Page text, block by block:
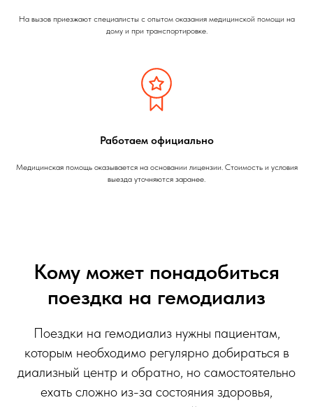
На вызов приезжают специалисты с опытом оказания медицинской помощи на
дому и при транспортировке.
Работаем официально
Медицинская помощь оказывается на основании лицензии. Стоимость и условия
выезда уточняются заранее.
Кому может понадобиться
поездка на гемодиализ
Поездки на гемодиализ нужны пациентам,
которым необходимо регулярно добираться в
диализный центр и обратно, но самостоятельно
ехать сложно из-за состояния здоровья,